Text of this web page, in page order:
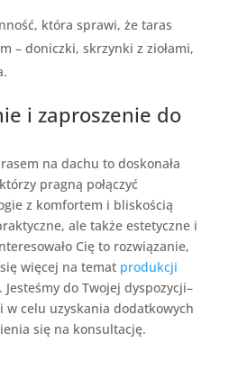
która sprawi, że taras
– doniczki, skrzynki z ziołami,
i zaproszenie do
na dachu to doskonała
pragną połączyć
z komfortem i bliskością
ale także estetyczne i
Cię to rozwiązanie,
więcej na temat produkcji
. Jesteśmy do Twojej dyspozycji–
celu uzyskania dodatkowych
się na konsultację.